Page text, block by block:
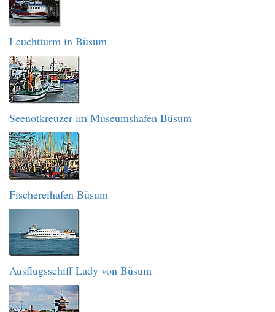
Leuchtturm in Büsum
Seenotkreuzer im Museumshafen Büsum
Fischereihafen Büsum
Ausflugsschiff Lady von Büsum